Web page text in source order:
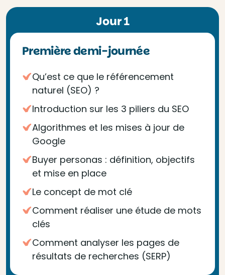
Jour 1
Première demi-journée
Qu’est ce que le référencement
naturel (SEO) ?
Introduction sur les 3 piliers du SEO
Algorithmes et les mises à jour de
Google
Buyer personas : définition, objectifs
et mise en place
Le concept de mot clé
Comment réaliser une étude de mots
clés
Comment analyser les pages de
résultats de recherches (SERP)